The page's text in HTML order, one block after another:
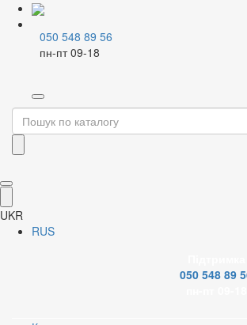
050 548 89 56
пн-пт 09-18
UKR
RUS
050 548 89
Home Каталог
Крани і фітинги для м/пл. труб